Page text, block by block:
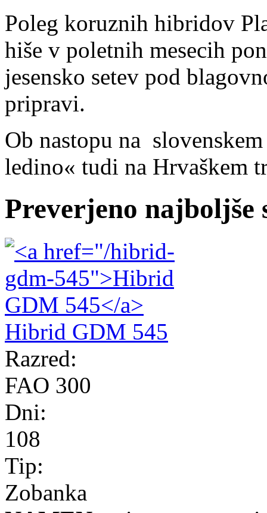
Poleg koruznih hibridov
hiše v poletnih mesecih
jesensko setev pod
pripravi.
Ob nastopu na
ledino« tudi na Hrvaškem
Preverjeno najboljše
Hibrid GDM 545
Razred:
FAO 300
Dni:
108
Tip:
Zobanka